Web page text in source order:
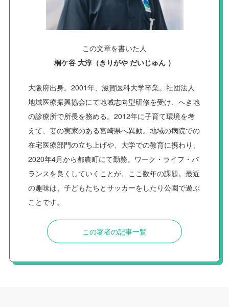
この文章を書いた人
桐ケ谷 大淳（きりがや だいじゅん ）
大阪府出身。2001年、滋賀医科大学卒業。社団法人
地域医療振興協会にて地域志向型研修を受け、へき地
の診療所で所長を務める。2012年に子育て環境を考
えて、妻の実家のある宮崎県へ異動。地域の病院での
在宅医療部門の立ち上げや、大学での教育に携わり、
2020年4月から都農町にて勤務。ワーク・ライフ・バ
ランスを良くしていくことが、ここ数年の課題。最近
の趣味は、子どもたちとサッカーをしたり公園で遊ぶ
ことです。
この著者の記事一覧